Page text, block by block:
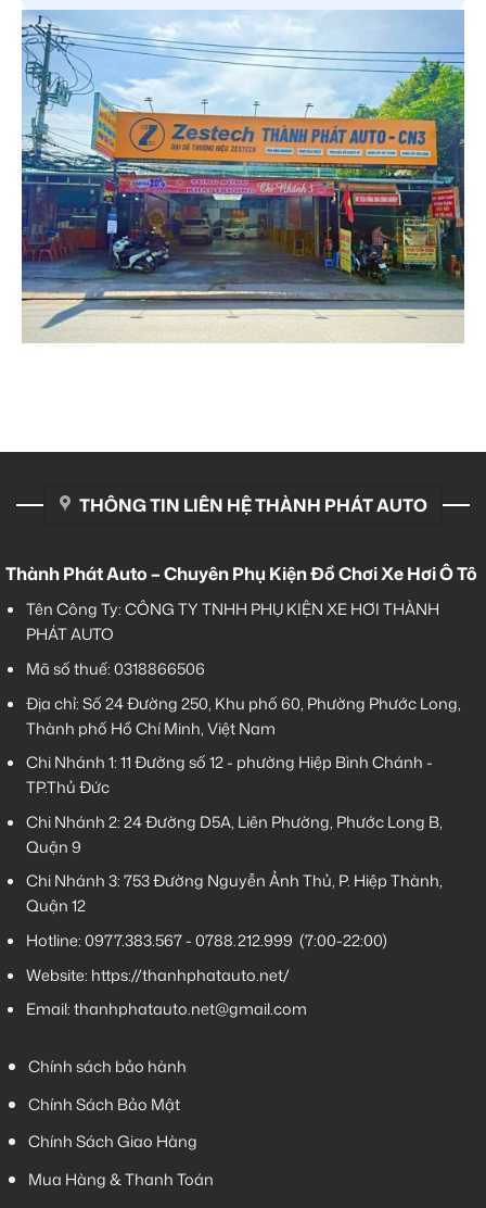
THÔNG TIN LIÊN HỆ THÀNH PHÁT AUTO
Thành Phát Auto – Chuyên Phụ Kiện Đồ Chơi Xe Hơi Ô Tô
Tên Công Ty: CÔNG TY TNHH PHỤ KIỆN XE HƠI THÀNH
PHÁT AUTO
Mã số thuế: 0318866506
Địa chỉ: Số 24 Đường 250, Khu phố 60, Phường Phước Long,
Thành phố Hồ Chí Minh, Việt Nam
Chi Nhánh 1:11 Đường số 12 - phường Hiệp Bình Chánh -
TP.Thủ Đức
Chi Nhánh 2:24 Đường D5A, Liên Phường, Phước Long B,
Quận 9
Chi Nhánh 3:753 Đường Nguyễn Ảnh Thủ, P. Hiệp Thành,
Quận 12
Hotline:0977.383.567-0788.212.999 (7:00-22:00)
Website: https://thanhphatauto.net/
Email:thanhphatauto.net@gmail.com
Chính sách bảo hành
Chính Sách Bảo Mật
Chính Sách Giao Hàng
Mua Hàng & Thanh Toán